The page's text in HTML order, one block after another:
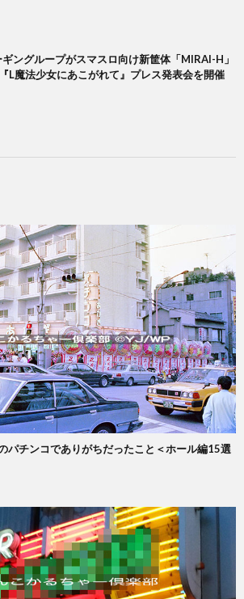
ギングループがスマスロ向け新筐体「MIRAI-H」
L魔法少女にあこがれて』プレス発表会を開催
パチンコでありがちだったこと＜ホール編15選